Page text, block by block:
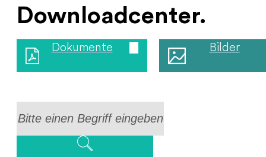
Downloadcenter.
Dokumente Bilder